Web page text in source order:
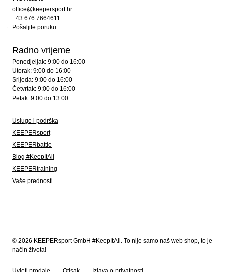
office@keepersport.hr
+43 676 7664611
Pošaljite poruku
Radno vrijeme
Ponedjeljak: 9:00 do 16:00
Utorak: 9:00 do 16:00
Srijeda: 9:00 do 16:00
Četvrtak: 9:00 do 16:00
Petak: 9:00 do 13:00
Usluge i podrška
KEEPERsport
KEEPERbattle
Blog #KeepItAll
KEEPERtraining
Vaše prednosti
© 2026 KEEPERsport GmbH #KeepItAll. To nije samo naš web shop, to je
način života!